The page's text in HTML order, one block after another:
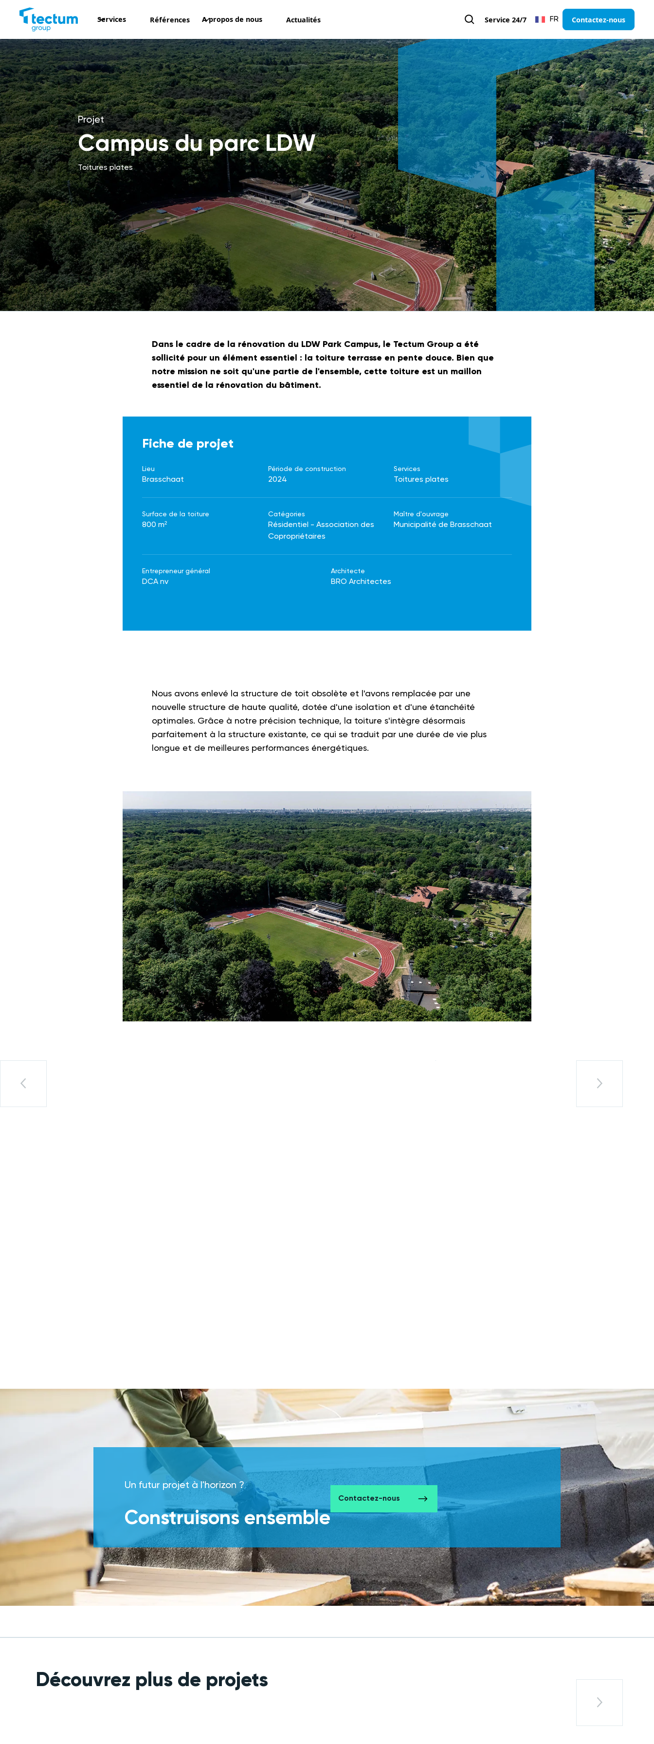
Services Références A propos de nous Actualités Service 24/7 FR Contactez-nous
Projet
Campus du parc LDW
Toitures plates
Dans le cadre de la rénovation du LDW Park Campus, le Tectum Group a été
sollicité pour un élément essentiel : la toiture terrasse en pente douce. Bien que
notre mission ne soit qu'une partie de l'ensemble, cette toiture est un maillon
essentiel de la rénovation du bâtiment.
Fiche de projet
Lieu
Brasschaat
Période de construction
2024
Services
Toitures plates
Surface de la toiture
800 m²
Catégories
Résidentiel - Association des
Copropriétaires
Maître d'ouvrage
Municipalité de Brasschaat
Entrepreneur général
DCA nv
Architecte
BRO Architectes
Nous avons enlevé la structure de toit obsolète et l'avons remplacée par une
nouvelle structure de haute qualité, dotée d'une isolation et d'une étanchéité
optimales. Grâce à notre précision technique, la toiture s'intègre désormais
parfaitement à la structure existante, ce qui se traduit par une durée de vie plus
longue et de meilleures performances énergétiques.
Un futur projet à l'horizon ?
Construisons ensemble
Contactez-nous
Découvrez plus de projets